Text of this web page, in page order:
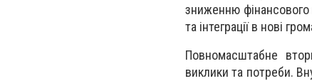
зниженню фінансового
та інтеграції в нові
Повномасштабне
виклики та потреби.